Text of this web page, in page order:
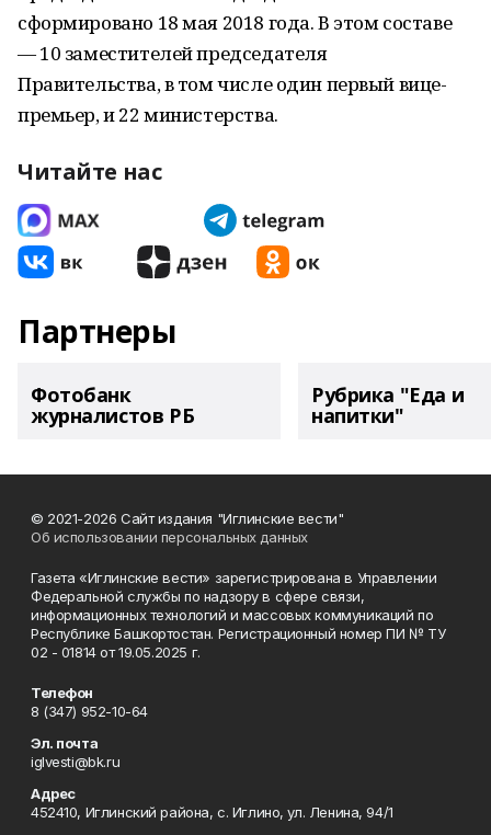
сформировано 18 мая 2018 года. В этом составе
— 10 заместителей председателя
Правительства, в том числе один первый вице-
премьер, и 22 министерства.
Читайте нас
Партнеры
Фотобанк
журналистов РБ
Рубрика "Еда и
напитки"
© 2021-2026 Сайт издания "Иглинские вести"
Об использовании персональных данных
Газета «Иглинские вести» зарегистрирована в Управлении
Федеральной службы по надзору в сфере связи,
информационных технологий и массовых коммуникаций по
Республике Башкортостан. Регистрационный номер ПИ № ТУ
02 - 01814 от 19.05.2025 г.
Телефон
8 (347) 952-10-64
Эл. почта
iglvesti@bk.ru
Адрес
452410, Иглинский района, с. Иглино, ул. Ленина, 94/1